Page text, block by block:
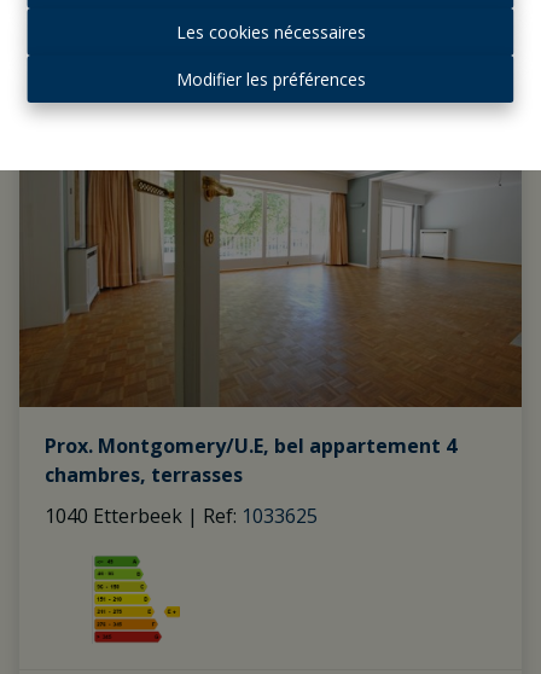
Les cookies nécessaires
Modifier les préférences
LOUÉ
Prox. Montgomery/U.E, bel appartement 4
chambres, terrasses
1040 Etterbeek | Ref: 1033625